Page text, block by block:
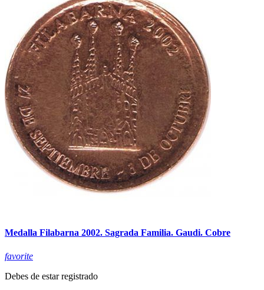
Medalla Filabarna 2002. Sagrada Familia. Gaudi. Cobre
favorite
Debes de estar registrado